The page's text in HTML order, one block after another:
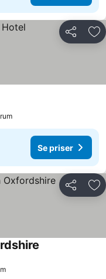
Dela
priser
Se priser
Dela